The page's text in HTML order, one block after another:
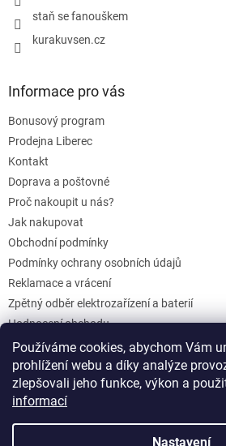
Používáme cookies, abychom Vám
prohlížení webu a díky analýze
zlepšovali jeho funkce, výkon a
informací
Nastavení
staň se fanouškem
kurakuvsen.cz
Informace pro vás
Bonusový program
Prodejna Liberec
Kontakt
Doprava a poštovné
Proč nakoupit u nás?
Jak nakupovat
Obchodní podmínky
Podmínky ochrany osobních údajů
Reklamace a vrácení
Zpětný odběr elektrozařízení a baterií
Hodnocení obchodu
Dárkové poukazy
Blog
Vytvořil